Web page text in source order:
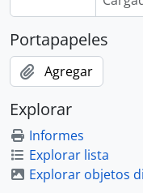
Portapapeles
Agregar
Explorar
Informes
Explorar lista
Explorar objetos